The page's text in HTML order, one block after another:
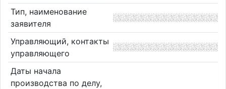
Тип, наименование
заявителя
Управляющий, контакты
управляющего
Даты начала
производства по делу,